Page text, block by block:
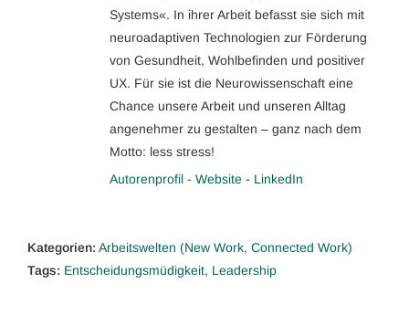
Systems«. In ihrer Arbeit befasst sie sich mit
neuroadaptiven Technologien zur Förderung
von Gesundheit, Wohlbefinden und positiver
UX. Für sie ist die Neurowissenschaft eine
Chance unsere Arbeit und unseren Alltag
angenehmer zu gestalten – ganz nach dem
Motto: less stress!
Autorenprofil - Website - LinkedIn
Kategorien: Arbeitswelten (New Work, Connected Work)
Tags: Entscheidungsmüdigkeit, Leadership